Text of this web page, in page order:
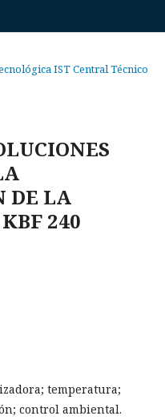
IST Central Técnico
DE LA
240
temperatura;
control ambiental.